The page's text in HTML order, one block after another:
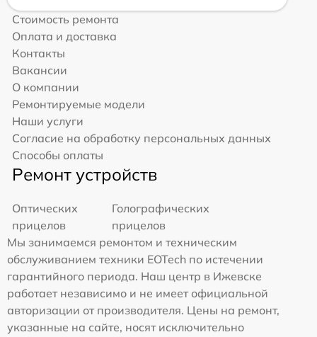
Стоимость ремонта
Оплата и доставка
Контакты
Вакансии
О компании
Ремонтируемые модели
Наши услуги
Согласие на обработку персональных данных
Способы оплаты
Ремонт устройств
Оптических
прицелов
Голографических
прицелов
Мы занимаемся ремонтом и техническим
обслуживанием техники EOTech по истечении
гарантийного периода. Наш центр в Ижевске
работает независимо и не имеет официальной
авторизации от производителя. Цены на ремонт,
указанные на сайте, носят исключительно